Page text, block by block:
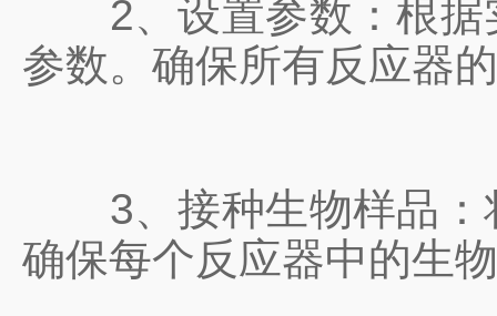
2、设置参数：根据
参数。确保所有反应器
3、接种生物样品：
确保每个反应器中的生